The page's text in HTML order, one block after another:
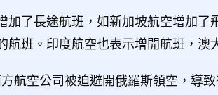
加了長途航班，如新加坡航空增加
航班。印度航空也表示增開航班，澳
航空公司被迫避開俄羅斯領空，導